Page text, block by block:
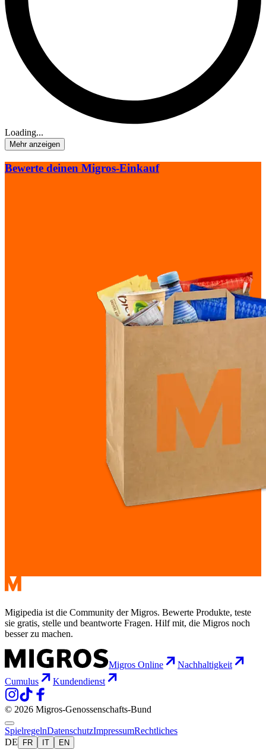
Loading...
Mehr anzeigen
Bewerte deinen Migros-Einkauf
Migipedia ist die Community der Migros. Bewerte Produkte, teste
sie gratis, stelle und beantworte Fragen. Hilf mit, die Migros noch
besser zu machen.
Migros Online
Nachhaltigkeit
Cumulus
Kundendienst
© 2026 Migros-Genossenschafts-Bund
SpielregelnDatenschutzImpressumRechtliches
DE
FR IT EN